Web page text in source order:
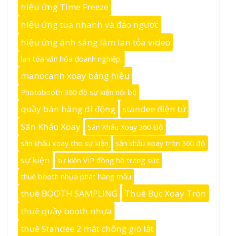
hiệu ứng Time Freeze
hiệu ứng tua nhanh và đảo ngược
hiệu ứng ánh sáng làm lan tỏa video
lan tỏa văn hóa doanh nghiệp.
manocanh xoay bảng hiệu
Photobooth 360 độ sự kiện nội bộ
quầy bán hàng di động
standee điện tử
Sân Khấu Xoay
Sân Khấu Xoay 360 Độ
sân khấu xoay cho sự kiện
sân khấu xoay tròn 360 độ
sự kiện
sự kiện VIP đồng hồ trang sức
thuê booth nhựa phát hàng mẫu
thuê BOOTH SAMPLING
Thuê Bục Xoay Tròn
thuê quầy booth nhựa
thuê Standee 2 mặt chống gió lật